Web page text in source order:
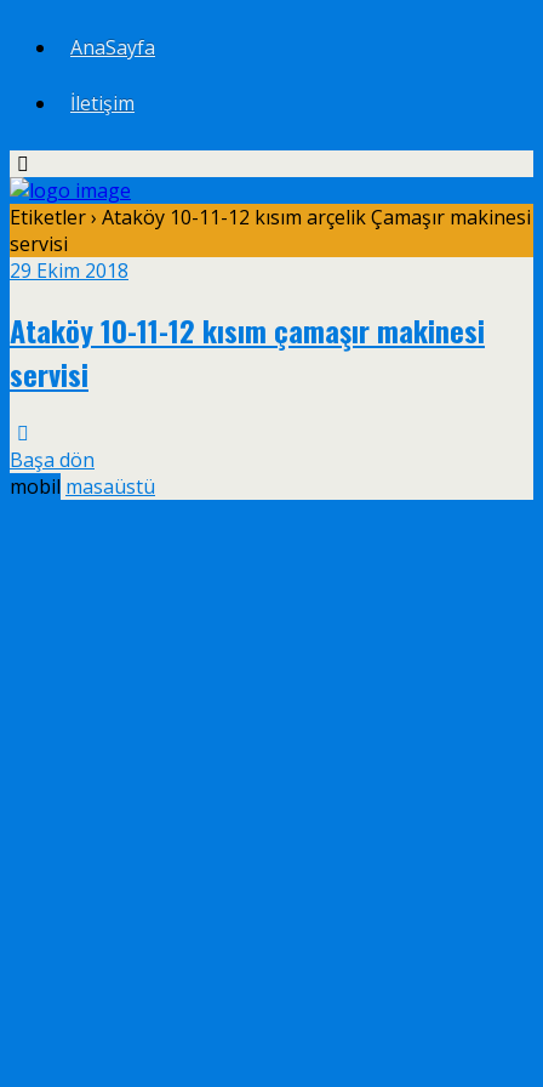
AnaSayfa
İletişim
Etiketler › Ataköy 10-11-12 kısım arçelik Çamaşır makinesi
servisi
29 Ekim 2018
Ataköy 10-11-12 kısım çamaşır makinesi
servisi
Başa dön
mobil masaüstü